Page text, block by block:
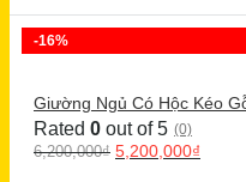
-16%
Giường Ngủ Có Hộc Kéo
Rated 0 out of 5 (0)
6,200,000₫ 5,200,000₫